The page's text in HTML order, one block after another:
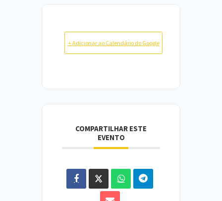
+ Adicionar ao Calendário do Google
COMPARTILHAR ESTE
EVENTO